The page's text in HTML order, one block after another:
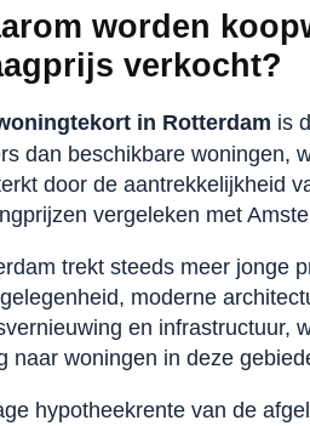
worden
verkocht?
in Rotterdam is
dan beschikbare woningen,
door de aantrekkelijkheid
vergeleken met
trekt steeds meer jonge
moderne
en infrastructuur,
naar woningen in deze
hypotheekrente van de